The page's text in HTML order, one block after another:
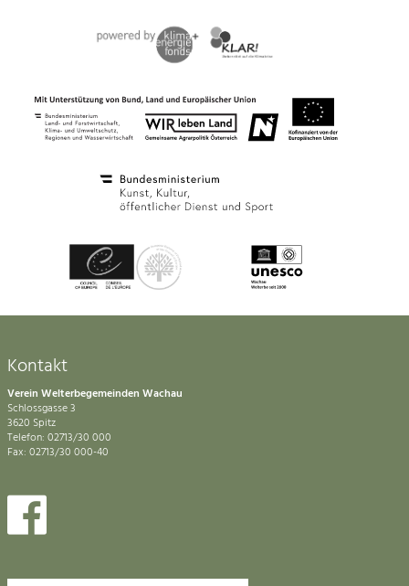
Kontakt
Verein Welterbegemeinden Wachau
Schlossgasse 3
3620 Spitz
Telefon: 02713/30 000
Fax: 02713/30 000-40